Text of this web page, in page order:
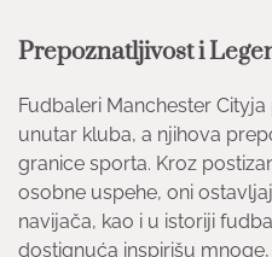
Prepoznatljivost i
Fudbaleri Manchester
unutar kluba, a njihova
granice sporta. Kroz
osobne uspehe, oni
navijača, kao i u istoriji
dostignuća inspirišu